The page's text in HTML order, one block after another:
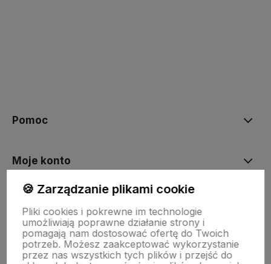
Pomoc
Moje konto
O nas
🍪 Zarządzanie plikami cookie
Pliki cookies i pokrewne im technologie
umożliwiają poprawne działanie strony i
pomagają nam dostosować ofertę do Twoich
potrzeb. Możesz zaakceptować wykorzystanie
przez nas wszystkich tych plików i przejść do